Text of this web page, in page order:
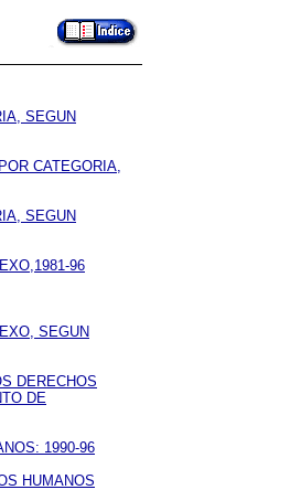
SEGUN
CATEGORIA,
SEGUN
96
SEGUN
DERECHOS
DE
1990-96
HUMANOS